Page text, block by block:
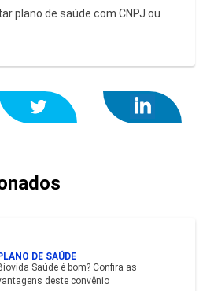
plano de saúde com CNPJ ou
DE SAÚDE
Saúde é bom? Confira as
deste convênio